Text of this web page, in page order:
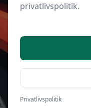
AfSenior Online
privatlivspolitik.
Privatlivspolitik